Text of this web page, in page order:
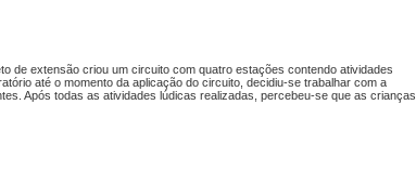
de extensão criou um circuito com quatro estações contendo atividades
até o momento da aplicação do circuito, decidiu-se trabalhar com a
Após todas as atividades lúdicas realizadas, percebeu-se que as crianças